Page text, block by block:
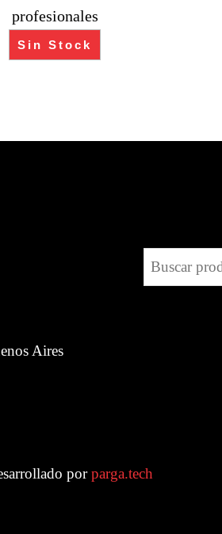
profesionales
Sin Stock
Aires
porparga.tech